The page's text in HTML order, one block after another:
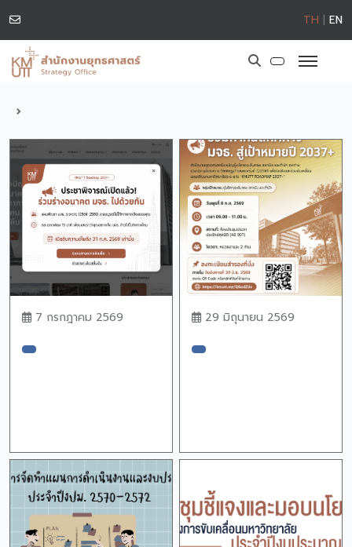
TH | EN
7 กรกฎาคม 2569 29 มิถุนายน 2569